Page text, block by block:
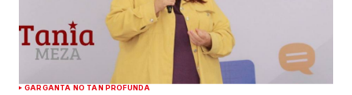
GARGANTA NO TAN PROFUNDA